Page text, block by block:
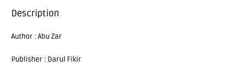
Description
Author : Abu Zar
Publisher : Darul Fikir